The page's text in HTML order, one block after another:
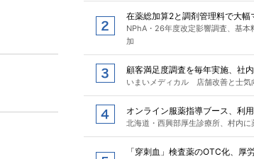
在薬総加算2と調剤管理料で大幅
NPhA・26年度改定影響調査、基本
加
顧客満足度調査を毎年実施、社
いまいメディカル 店舗改善と士気
オンライン服薬指導ブース、利
北海道・西興部厚生診療所、村内に
「穿刺血」検査薬のOTC化、厚